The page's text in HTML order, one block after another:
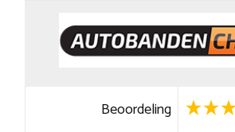
Beoordeling